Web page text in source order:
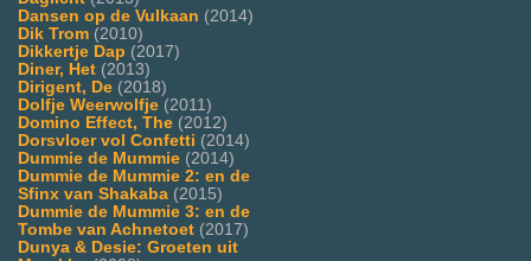
Dansen op de Vulkaan (2014)
Dik Trom (2010)
Dikkertje Dap (2017)
Diner, Het (2013)
Dirigent, De (2018)
Dolfje Weerwolfje (2011)
Domino Effect, The (2012)
Dorsvloer vol Confetti (2014)
Dummie de Mummie (2014)
Dummie de Mummie 2: en de
Sfinx van Shakaba (2015)
Dummie de Mummie 3: en de
Tombe van Achnetoet (2017)
Dunya & Desie: Groeten uit